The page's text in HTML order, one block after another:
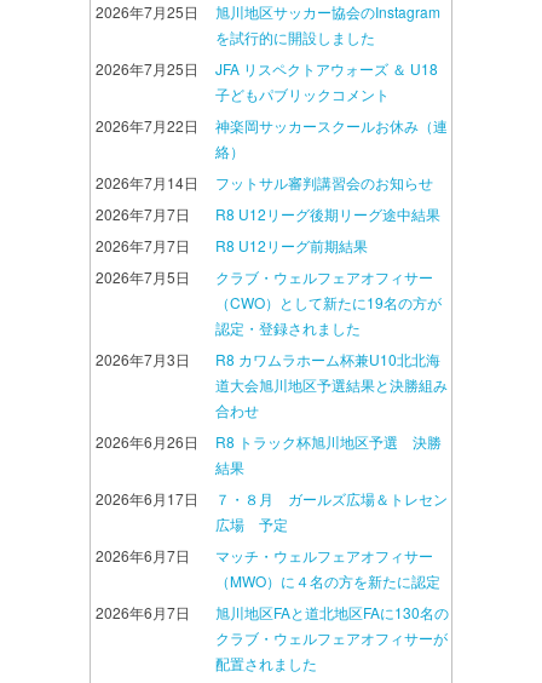
2026年7月25日
旭川地区サッカー協会のInstagram
を試行的に開設しました
2026年7月25日
JFA リスペクトアウォーズ ＆ U18
子どもパブリックコメント
2026年7月22日
神楽岡サッカースクールお休み（連
絡）
2026年7月14日
フットサル審判講習会のお知らせ
2026年7月7日
R8 U12リーグ後期リーグ途中結果
2026年7月7日
R8 U12リーグ前期結果
2026年7月5日
クラブ・ウェルフェアオフィサー
（CWO）として新たに19名の方が
認定・登録されました
2026年7月3日
R8 カワムラホーム杯兼U10北北海
道大会旭川地区予選結果と決勝組み
合わせ
2026年6月26日
R8 トラック杯旭川地区予選 決勝
結果
2026年6月17日
７・８月 ガールズ広場＆トレセン
広場 予定
2026年6月7日
マッチ・ウェルフェアオフィサー
（MWO）に４名の方を新たに認定
2026年6月7日
旭川地区FAと道北地区FAに130名の
クラブ・ウェルフェアオフィサーが
配置されました